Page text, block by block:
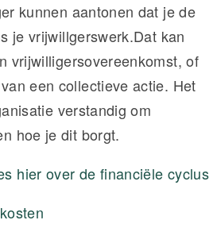
kunnen aantonen dat je de
je vrijwillgerswerk.Dat kan
vrijwilligersovereenkomst, of
een collectieve actie. Het
verstandig om
hoe je dit borgt.
hier over de financiële cyclus